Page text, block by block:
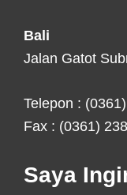
Bali
Jalan Gatot
Telepon :
Fax : (0361)
Saya